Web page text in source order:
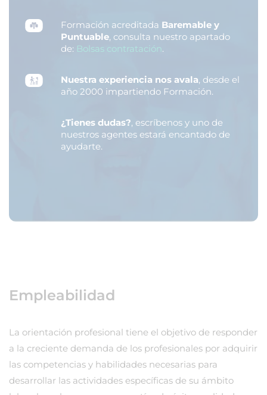
Formación acreditada Baremable y
Puntuable, consulta nuestro apartado
de: Bolsas contratación.
Nuestra experiencia nos avala, desde el
año 2000 impartiendo Formación.
¿Tienes dudas?, escríbenos y uno de
nuestros agentes estará encantado de
ayudarte.
Empleabilidad
La orientación profesional tiene el objetivo de responder
a la creciente demanda de los profesionales por adquirir
las competencias y habilidades necesarias para
desarrollar las actividades específicas de su ámbito